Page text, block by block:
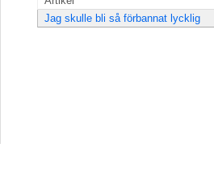
Jag skulle bli så förbannat lycklig